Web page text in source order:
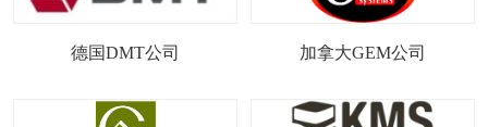
德国DMT公司 加拿大GEM公司